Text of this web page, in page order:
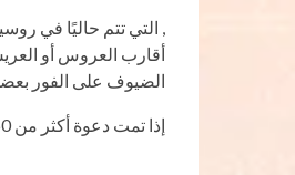
, التي تتم حاليًا في
أقارب العروس أو
الضيوف على الفور
إذا تمت دعوة أكثر من 60 ضيفًا لحفل الزفاف ، فمن المناسب استيعابهم.